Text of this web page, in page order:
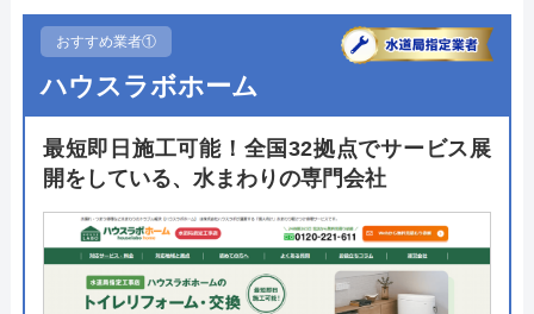
おすすめ業者①
ハウスラボホーム
最短即日施工可能！全国32拠点でサービス展
開をしている、水まわりの専門会社